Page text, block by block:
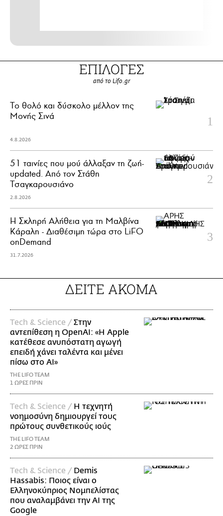
ΕΠΙΛΟΓΕΣ
από το Lifo.gr
Το θολό και δύσκολο μέλλον της
Μονής Σινά
4.8.2026
51 ταινίες που μού άλλαξαν τη ζωή-
updated. Aπό τον Στάθη
Τσαγκαρουσιάνο
2.8.2026
Η Σκληρή Αλήθεια για τη Μαλβίνα
Κάραλη - Διαθέσιμη τώρα στo LiFO
onDemand
31.7.2026
ΔΕΙΤΕ ΑΚΟΜΑ
Τech & Science /Στην
αντεπίθεση η OpenAI: «Η Apple
κατέθεσε ανυπόστατη αγωγή
επειδή χάνει ταλέντα και μένει
πίσω στο AI»
THE LIFO TEAM
1 ΩΡΕΣ ΠΡΙΝ
Τech & Science / Η τεχνητή
νοημοσύνη δημιουργεί τους
πρώτους συνθετικούς ιούς
THE LIFO TEAM
2 ΩΡΕΣ ΠΡΙΝ
Τech & Science / Demis
Hassabis: Ποιος είναι ο
Ελληνοκύπριος Νομπελίστας
που αναλαμβάνει την AI της
Google